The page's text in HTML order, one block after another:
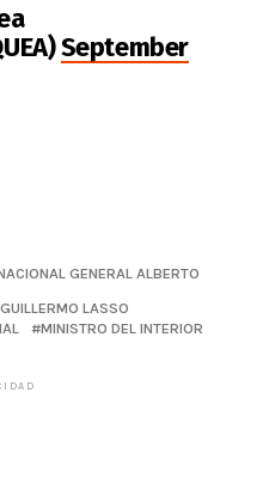
September
GENERAL ALBERTO
GUILLERMO LASSO
MINISTRO DEL INTERIOR